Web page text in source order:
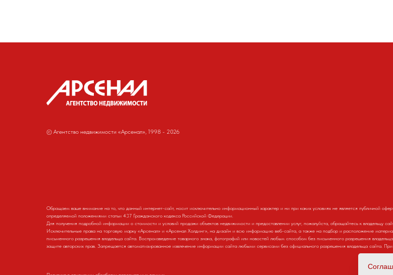
© Агентство недвижимости «Арсенал», 1998 - 2026
Обращаем ваше внимание на то, что данный интернет-сайт, носит исключительно информационный характер и ни при каких условиях не является публичной
определяемой положениями статьи 437 Гражданского кодекса Российской Федерации.
Для получения подробной информации о стоимости и условий продажи объектов недвижимости и предоставлении услуг, пожалуйста, обращайтесь к владельцу
Исключительные права на торговую марку «Арсенал» и «Арсенал Холдинг», на дизайн и всю информацию веб-сайта, а также на подбор и расположение
письменного разрешения владельца сайта. Воспроизведение товарного знака, фотографий или новостей любым способом без письменного разрешения
защите авторских прав. Запрещается автоматизированное извлечение информации сайта любыми сервисами без официального разрешения владельца сайта.